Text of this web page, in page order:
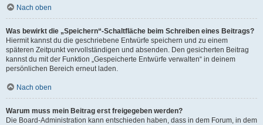
Nach oben
Was bewirkt die „Speichern“-Schaltfläche beim Schreiben eines Beitrags?
Hiermit kannst du die geschriebene Entwürfe speichern und zu einem
späteren Zeitpunkt vervollständigen und absenden. Den gesicherten Beitrag
kannst du mit der Funktion „Gespeicherte Entwürfe verwalten“ in deinem
persönlichen Bereich erneut laden.
Nach oben
Warum muss mein Beitrag erst freigegeben werden?
Die Board-Administration kann entschieden haben, dass in dem Forum, in dem